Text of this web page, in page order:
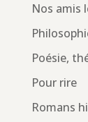
Nos amis
Poésie,
Pour rire
Romans